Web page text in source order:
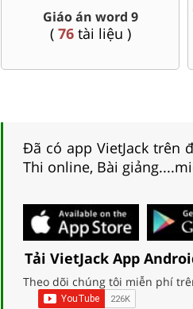
Đề thi HSG 9
(9tài liệu )
Đã có app VietJack trên
Thi online, Bài
Tải VietJack App
Theo dõi chúng tôi miễn phí